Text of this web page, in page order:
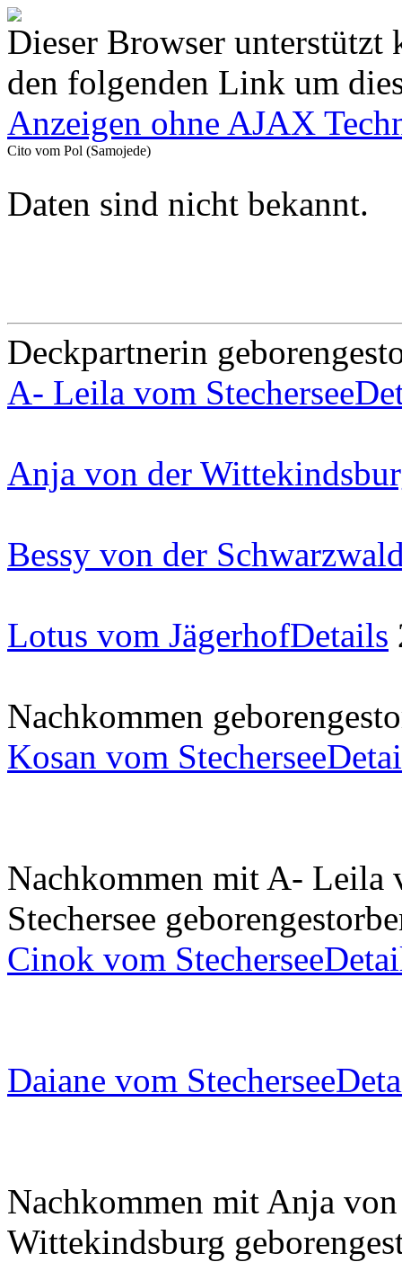
Dieser Browser
den folgenden Link um
Anzeigen ohne AJAX
Cito vom Pol (Samojede)
Daten sind nicht bekannt.
Deckpartnerin geboren
A- Leila vom Stechersee
Anja von der
Bessy von der
Lotus vom JägerhofDetails
Nachkommen geboren
Kosan vom Stechersee
Nachkommen mit A- Leila
Stechersee geboren
Cinok vom Stechersee
Daiane vom Stechersee
Nachkommen mit Anja
Wittekindsburg geboren